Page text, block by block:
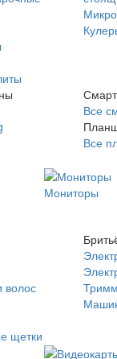
Все
Все
Мониторы
волос
щетки